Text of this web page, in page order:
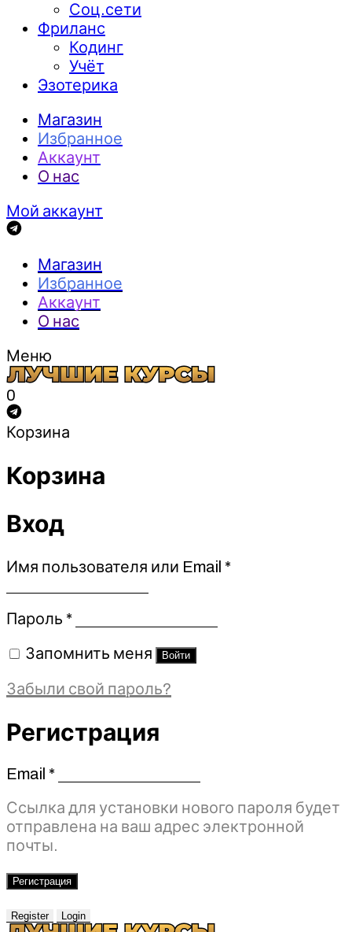
Соц.сети
Фриланс
Кодинг
Учёт
Эзотерика
Магазин
Избранное
Аккаунт
О нас
Мой аккаунт
Магазин
Избранное
Аккаунт
О нас
Меню
0
Корзина
Корзина
Вход
Имя пользователя или Email *Обязательно
Пароль *Обязательно
Запомнить меня Войти
Забыли свой пароль?
Регистрация
Email *Обязательно
Ссылка для установки нового пароля будет
отправлена ​​на ваш адрес электронной
почты.
Регистрация
Register Login